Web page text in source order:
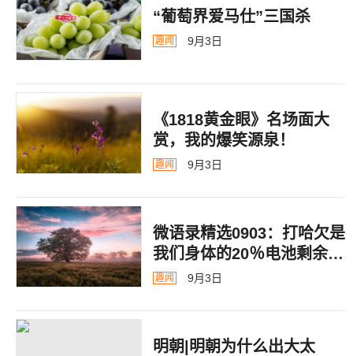
“葡萄界爱马仕”三国杀
趣闻 9月3日
《1818黄金眼》名场面大
赏，我的爆笑源泉！
趣闻 9月3日
微语录精选0903：打哈欠是
我们身体的20％电池剩余警
告
趣闻 9月3日
明朝|明朝为什么出大太